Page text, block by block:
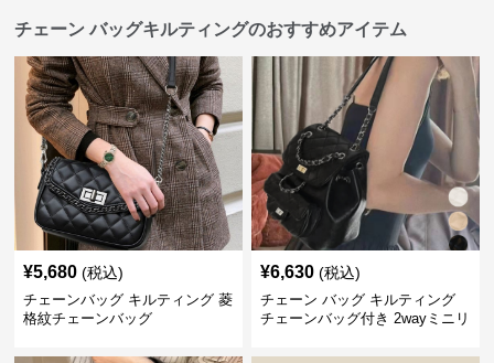
チェーン バッグキルティングのおすすめアイテム
¥5,680 (税込)
チェーンバッグ キルティング 菱
格紋チェーンバッグ
¥6,630 (税込)
チェーン バッグ キルティング
チェーンバッグ付き 2wayミニリ